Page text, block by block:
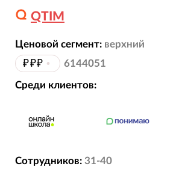
QTIM
Ценовой сегмент: верхний
₽₽₽ • 6144051
Среди клиентов:
Сотрудников: 31-40